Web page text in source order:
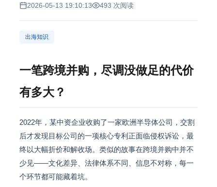
2026-05-13 19:10:13 493 次阅读
出海知识
一笔跨境并购，尽调没做足的代价
有多大？
2022年，某中资企业收购了一家欧洲半导体公司，交割
后才发现目标公司的一项核心专利正面临侵权诉讼，最
终以大幅折价和解收场。类似的故事在跨境并购中并不
少见——文化差异、法律体系不同、信息不对称，每一
个环节都可能藏着坑。